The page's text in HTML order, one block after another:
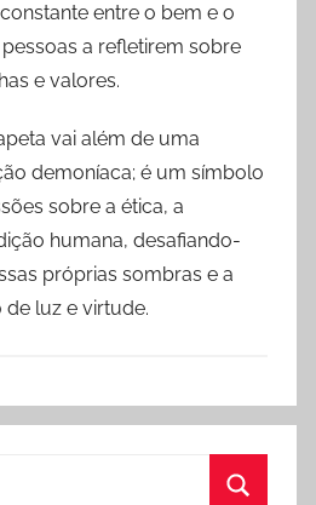
entre o bem e o
a refletirem sobre
e valores.
vai além de uma
demoníaca; é um símbolo
sobre a ética, a
humana, desafiando-
próprias sombras e a
luz e virtude.